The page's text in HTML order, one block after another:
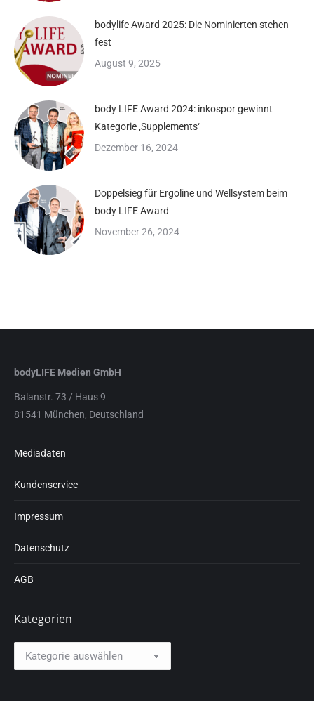
bodylife Award 2025: Die Nominierten stehen
fest
August 9, 2025
body LIFE Award 2024: inkospor gewinnt
Kategorie ‚Supplements‘
Dezember 16, 2024
Doppelsieg für Ergoline und Wellsystem beim
body LIFE Award
November 26, 2024
bodyLIFE Medien GmbH
Balanstr. 73 / Haus 9
81541 München, Deutschland
Mediadaten
Kundenservice
Impressum
Datenschutz
AGB
Kategorien
Kategorien